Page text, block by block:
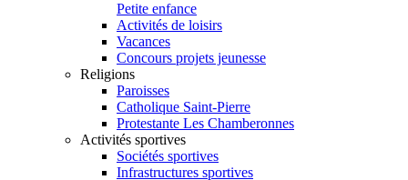
Petite enfance
Activités de loisirs
Vacances
Concours projets jeunesse
Religions
Paroisses
Catholique Saint-Pierre
Protestante Les Chamberonnes
Activités sportives
Sociétés sportives
Infrastructures sportives